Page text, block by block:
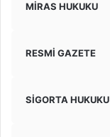
MİRAS HUKUKU
RESMİ GAZETE
SİGORTA HUKUKU